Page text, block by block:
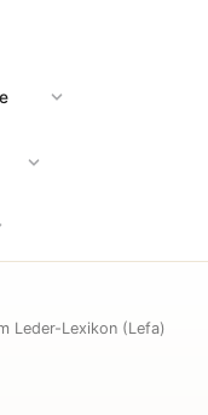
Leder-Lexikon (Lefa)